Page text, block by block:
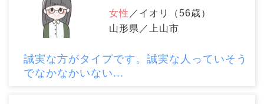
女性 ／イオリ（56歳）
山形県／上山市
誠実な方がタイプです。誠実な人っていそう
でなかなかいない...